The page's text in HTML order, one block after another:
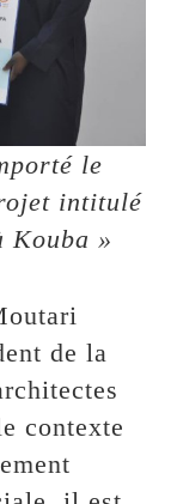
le
intitulé
Kouba »
de la
contexte